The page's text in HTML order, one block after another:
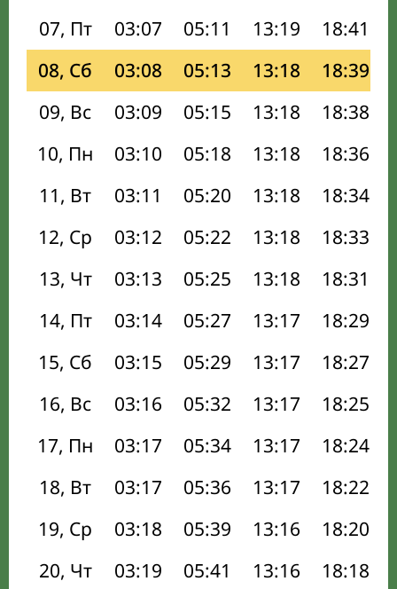
07, Пт
03:07 05:11 13:19 18:41
08, Сб
03:08 05:13 13:18 18:39
09, Вс
03:09 05:15 13:18 18:38
10, Пн
03:10 05:18 13:18 18:36
11, Вт
03:11 05:20 13:18 18:34
12, Ср
03:12 05:22 13:18 18:33
13, Чт
03:13 05:25 13:18 18:31
14, Пт
03:14 05:27 13:17 18:29
15, Сб
03:15 05:29 13:17 18:27
16, Вс
03:16 05:32 13:17 18:25
17, Пн
03:17 05:34 13:17 18:24
18, Вт
03:17 05:36 13:17 18:22
19, Ср
03:18 05:39 13:16 18:20
20, Чт
03:19 05:41 13:16 18:18